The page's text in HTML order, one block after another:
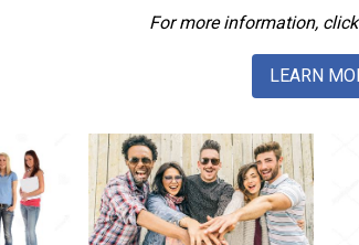
For more information,
LEARN